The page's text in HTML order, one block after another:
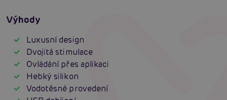
Výhody
Luxusní design
Dvojitá stimulace
Ovládání přes aplikaci
Hebký silikon
Vodotěsné provedení